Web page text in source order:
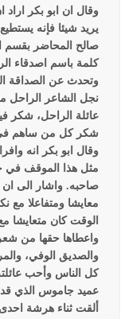
وقال ان ابو بكر اراد
يريد شيئا فإنه
صالح المحاضر بقسم
كلمة باسم اصدقاء
وتحدث عن الصداقة التي
نجل الشاعر الراحل
عائلة الراحل، شكر
شكر كل من ساهم في
وقال ابو بكر انه
مثل هذا الموقف في
صاحبه. واشار الى ان
معايشا ومتفاعلا
الوقت كان متعايشا
واعطاها حقها من
والصديق الوفي،
كل الناس وأحب
عميد جاموس الذي
ألقت ثناء هرشة